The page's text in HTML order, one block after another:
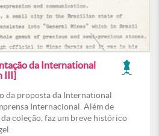
da International
III]
da proposta da International
Internacional. Além de
coleção, faz um breve histórico